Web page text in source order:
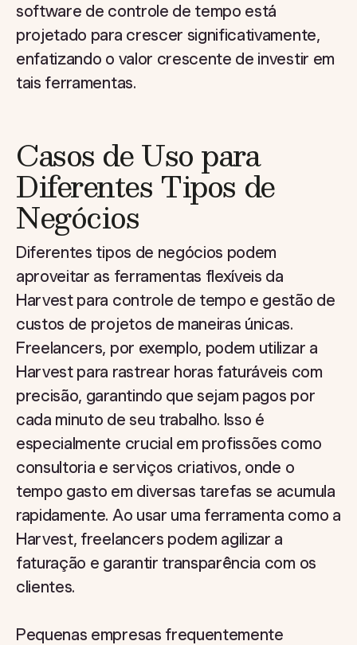
software de controle de tempo está
projetado para crescer significativamente,
enfatizando o valor crescente de investir em
tais ferramentas.
Casos de Uso para
Diferentes Tipos de
Negócios
Diferentes tipos de negócios podem
aproveitar as ferramentas flexíveis da
Harvest para controle de tempo e gestão de
custos de projetos de maneiras únicas.
Freelancers, por exemplo, podem utilizar a
Harvest para rastrear horas faturáveis com
precisão, garantindo que sejam pagos por
cada minuto de seu trabalho. Isso é
especialmente crucial em profissões como
consultoria e serviços criativos, onde o
tempo gasto em diversas tarefas se acumula
rapidamente. Ao usar uma ferramenta como a
Harvest, freelancers podem agilizar a
faturação e garantir transparência com os
clientes.
Pequenas empresas frequentemente